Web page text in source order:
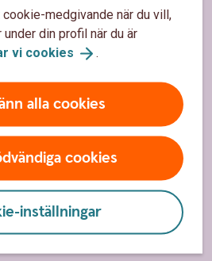
medgivande när du vill,
din profil när du är
vi cookies .
alla cookies
cookies
inställningar